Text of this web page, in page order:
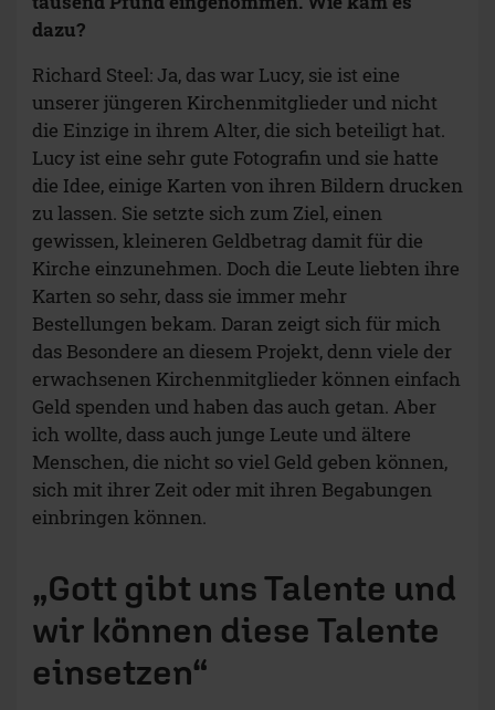
dazu?
Richard Steel: Ja, das war Lucy, sie ist eine
unserer jüngeren Kirchenmitglieder und nicht
die Einzige in ihrem Alter, die sich beteiligt hat.
Lucy ist eine sehr gute Fotografin und sie hatte
die Idee, einige Karten von ihren Bildern drucken
zu lassen. Sie setzte sich zum Ziel, einen
gewissen, kleineren Geldbetrag damit für die
Kirche einzunehmen. Doch die Leute liebten ihre
Karten so sehr, dass sie immer mehr
Bestellungen bekam. Daran zeigt sich für mich
das Besondere an diesem Projekt, denn viele der
erwachsenen Kirchenmitglieder können einfach
Geld spenden und haben das auch getan. Aber
ich wollte, dass auch junge Leute und ältere
Menschen, die nicht so viel Geld geben können,
sich mit ihrer Zeit oder mit ihren Begabungen
einbringen können.
„Gott gibt uns Talente und
wir können diese Talente
einsetzen“